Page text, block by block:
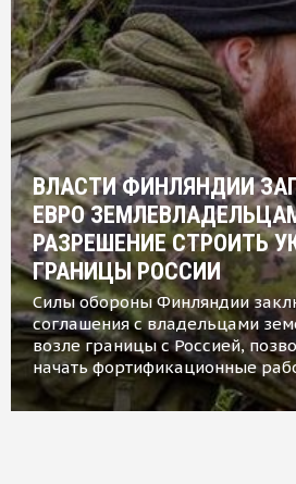
ВЛАСТИ ФИНЛЯНДИИ
ЕВРО
РАЗРЕШЕНИЕ СТРОИТЬ
ГРАНИЦЫ РОССИИ
Силы обороны Финляндии
соглашения с владельцами
возле границы с Россией,
начать фортификационные